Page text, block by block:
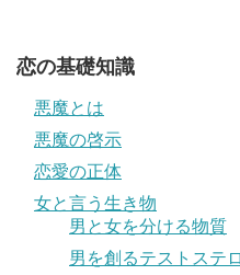
恋の基礎知識
悪魔とは
悪魔の啓示
恋愛の正体
女と言う生き物
男と女を分ける物質
男を創るテストステ